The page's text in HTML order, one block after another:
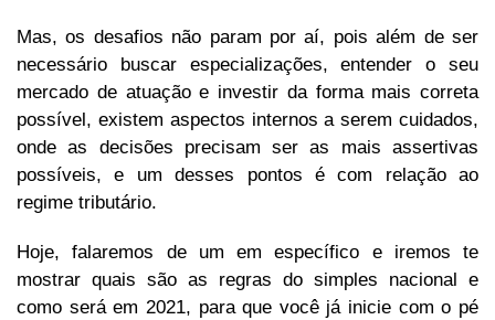
Mas, os desafios não param por aí, pois além de ser
necessário buscar especializações, entender o seu
mercado de atuação e investir da forma mais correta
possível, existem aspectos internos a serem cuidados,
onde as decisões precisam ser as mais assertivas
possíveis, e um desses pontos é com relação ao
regime tributário.
Hoje, falaremos de um em específico e iremos te
mostrar quais são as regras do simples nacional e
como será em 2021, para que você já inicie com o pé